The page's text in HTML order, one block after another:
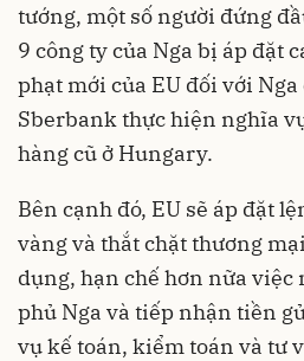
tướng, một số người đứng
9 công ty của Nga bị áp đặt
phạt mới của EU đối với
Sberbank thực hiện nghĩa
hàng cũ ở Hungary.
Bên cạnh đó, EU sẽ áp đặt
vàng và thắt chặt thương
dụng, hạn chế hơn nữa việc
phủ Nga và tiếp nhận tiền
vụ kế toán, kiểm toán và tư